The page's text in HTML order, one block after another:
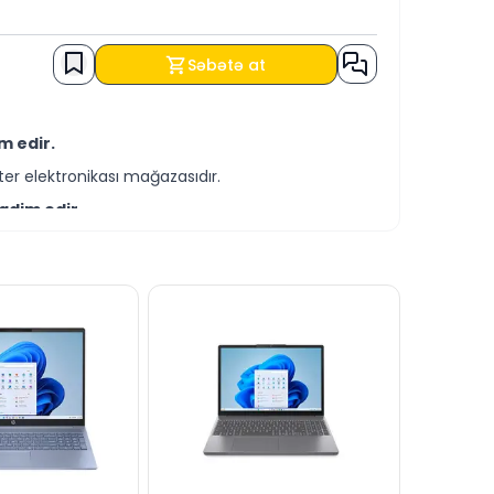
Səbətə at
edir.
elektronikası mağazasıdır.
edir.
şərtləri ilə əldə edə bilərsiniz.
yaza bilərsiniz.
cavablandırmağa hər daim hazırıq.
bilərsiniz.